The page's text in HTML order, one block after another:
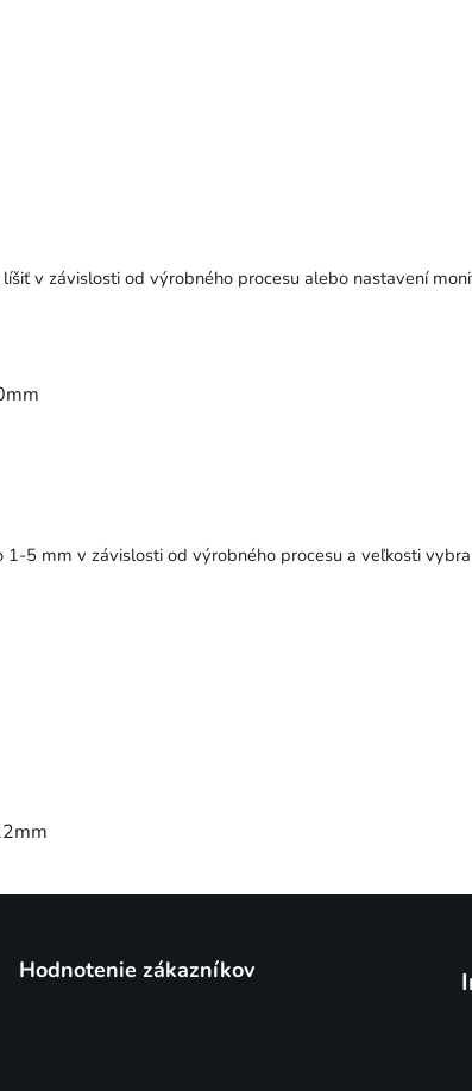
v závislosti od výrobného procesu alebo nastavení
1-5 mm v závislosti od výrobného procesu a veľkosti
Hodnotenie zákazníkov